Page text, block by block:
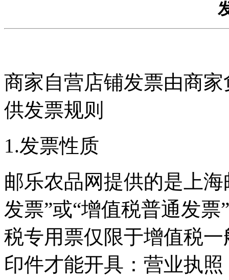
商家自营店铺发票由商
供发票规则
1.发票性质
邮乐农品网提供的是上
发票”或“增值税普通发
税专用票仅限于增值税
印件才能开具：营业执